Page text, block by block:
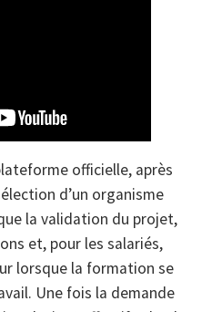
officielle, après
d’un organisme
la validation du projet,
et, pour les salariés,
lorsque la formation se
Une fois la demande